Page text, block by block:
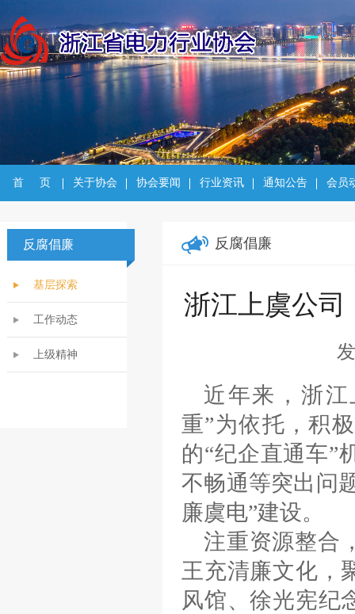
首     页 关于协会 协会要闻 行业资讯 通知公告 会员
反腐倡廉
基层探索
工作动态
上级精神
反腐倡廉
浙江上虞公司
近年来，浙
重”为依托，积
的“纪企直通车”
不畅通等突出问
廉虞电”建设。
注重资源整合
王充清廉文化，
风馆、徐光宪纪